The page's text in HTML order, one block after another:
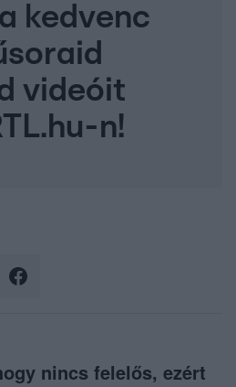
kedvenc
videóit
n!
nincs felelős, ezért